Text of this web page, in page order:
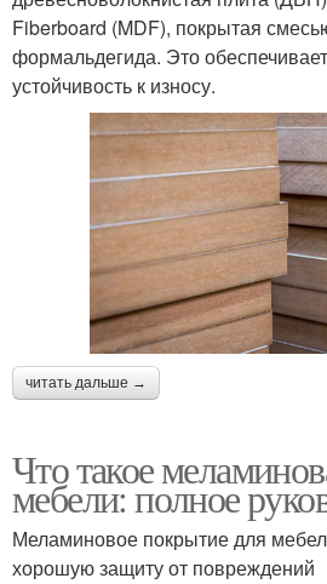
Fiberboard (MDF), покрытая
формальдегида. Это
устойчивость к износу.
читать дальше →
Что такое
мебели: полное
Меламиновое покрытие для
хорошую защиту от повреждений